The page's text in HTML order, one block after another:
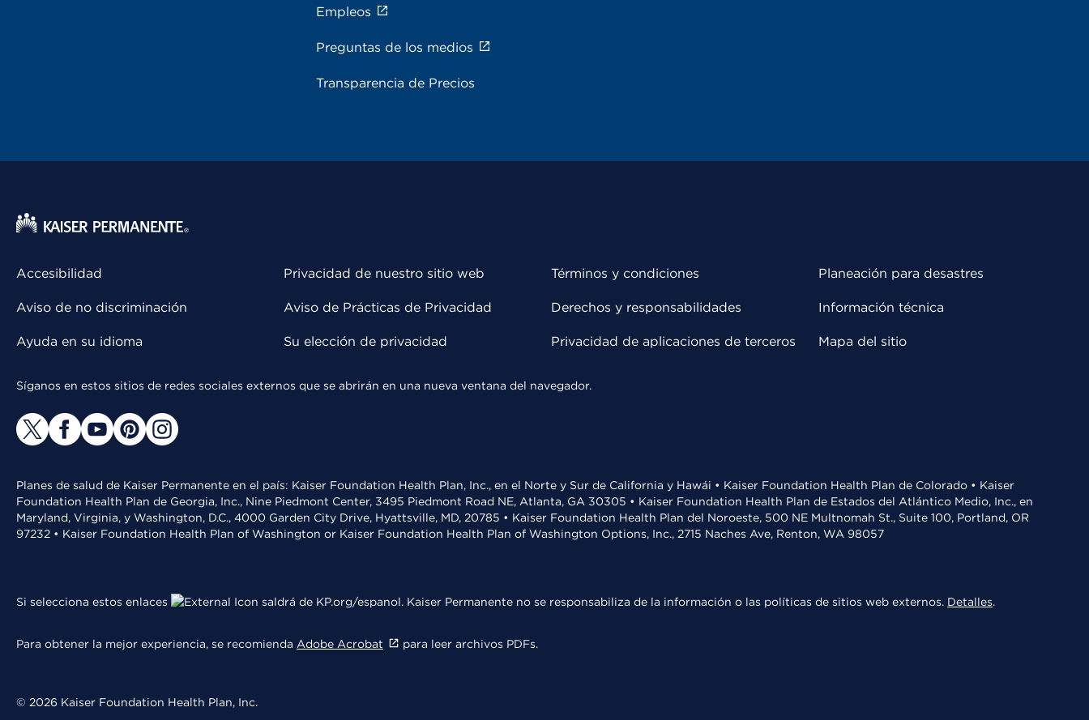
Empleos
Preguntas de los medios
Transparencia de Precios
Accesibilidad
Aviso de no discriminación
Ayuda en su idioma
Privacidad de nuestro sitio web
Aviso de Prácticas de Privacidad
Su elección de privacidad
Términos y condiciones
Derechos y responsabilidades
Privacidad de aplicaciones de terceros
Planeación para desastres
Información técnica
Mapa del sitio
Síganos en estos sitios de redes sociales externos que se abrirán en una nueva ventana del navegador.
Planes de salud de Kaiser Permanente en el país: Kaiser Foundation Health Plan, Inc., en el Norte y Sur de California y Hawái • Kaiser Foundation Health Plan de Colorado • Kaiser
Foundation Health Plan de Georgia, Inc., Nine Piedmont Center, 3495 Piedmont Road NE, Atlanta, GA 30305 • Kaiser Foundation Health Plan de Estados del Atlántico Medio, Inc., en
Maryland, Virginia, y Washington, D.C., 4000 Garden City Drive, Hyattsville, MD, 20785 • Kaiser Foundation Health Plan del Noroeste, 500 NE Multnomah St., Suite 100, Portland, OR
97232 • Kaiser Foundation Health Plan of Washington or Kaiser Foundation Health Plan of Washington Options, Inc., 2715 Naches Ave, Renton, WA 98057
Si selecciona estos enlaces saldrá de KP.org/espanol. Kaiser Permanente no se responsabiliza de la información o las políticas de sitios web externos. Detalles.
Para obtener la mejor experiencia, se recomienda Adobe Acrobat para leer archivos PDFs.
© 2026 Kaiser Foundation Health Plan, Inc.